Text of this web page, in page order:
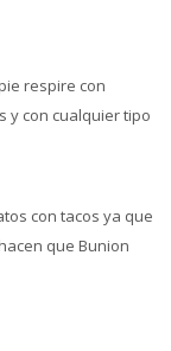
respire con
y con cualquier tipo
con tacos ya que
que Bunion